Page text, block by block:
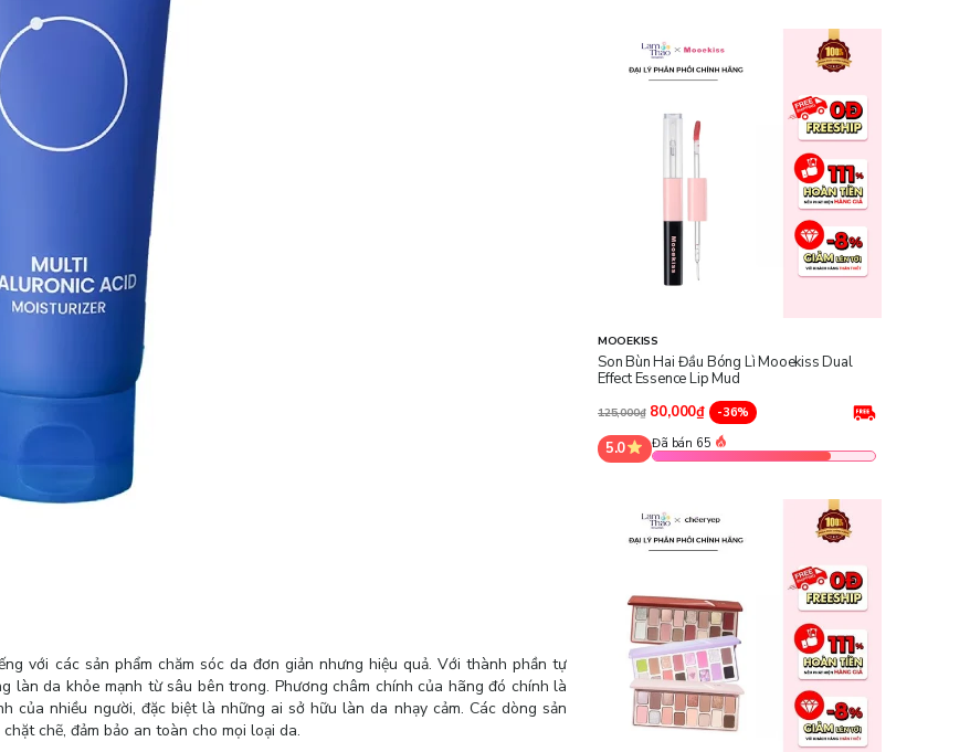
với các sản phẩm chăm sóc da đơn giản nhưng hiệu quả. Với thành phần tự
làn da khỏe mạnh từ sâu bên trong. Phương châm chính của hãng đó chính là
của nhiều người, đặc biệt là những ai sở hữu làn da nhạy cảm. Các dòng sản
chẽ, đảm bảo an toàn cho mọi loại da.
MOOEKISS
Son Bùn Hai Đầu Bóng Lì Mooekiss Dual
Effect Essence Lip Mud
125,000₫ 80,000₫ -36%
5.0 Đã bán 65